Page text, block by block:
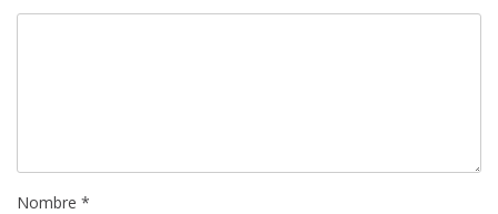
Nombre *